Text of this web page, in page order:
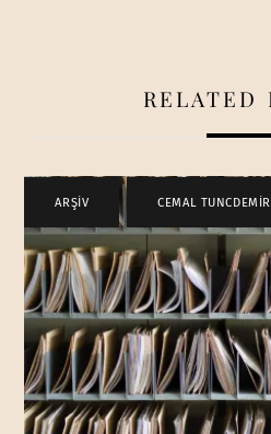
RELATED
ARŞİV CEMAL TUNCDEMİR